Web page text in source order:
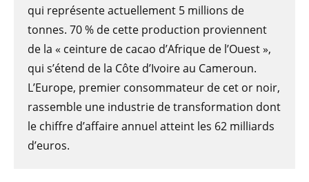
qui représente actuellement 5 millions de
tonnes. 70 % de cette production proviennent
de la « ceinture de cacao d’Afrique de l’Ouest »,
qui s’étend de la Côte d’Ivoire au Cameroun.
L’Europe, premier consommateur de cet or noir,
rassemble une industrie de transformation dont
le chiffre d’affaire annuel atteint les 62 milliards
d’euros.